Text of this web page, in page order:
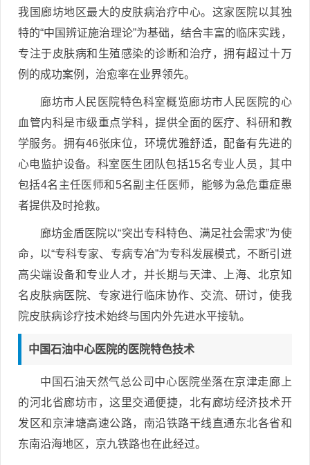
我国廊坊地区最大的皮肤病治疗中心。这家医院以其独
特的“中国辨证施治理论”为基础，结合丰富的临床实践，
专注于皮肤病和生殖感染的诊断和治疗，拥有超过十万
例的成功案例，治愈率在业界领先。
廊坊市人民医院特色科室概览廊坊市人民医院的心
血管内科是市级重点学科，提供全面的医疗、科研和教
学服务。拥有46张床位，环境优雅舒适，配备有先进的
心电监护设备。科室医生团队包括15名专业人员，其中
包括4名主任医师和5名副主任医师，能够为急危重症患
者提供及时抢救。
廊坊金盾医院以“突出专科特色、满足社会需求”为使
命，以“专科专家、专病专冶”为专科发展模式，不断引进
高尖端设备和专业人才，并长期与天津、上海、北京知
名皮肤病医院、专家进行临床协作、交流、研讨，使我
院皮肤病诊疗技术始终与国内外先进水平接轨。
中国石油中心医院的医院特色技术
中国石油天然气总公司中心医院坐落在京津走廊上
的河北省廊坊市，这里交通便捷，北有廊坊经济技术开
发区和京津塘高速公路，南沿铁路干线直通东北各省和
东南沿海地区，京九铁路也在此经过。